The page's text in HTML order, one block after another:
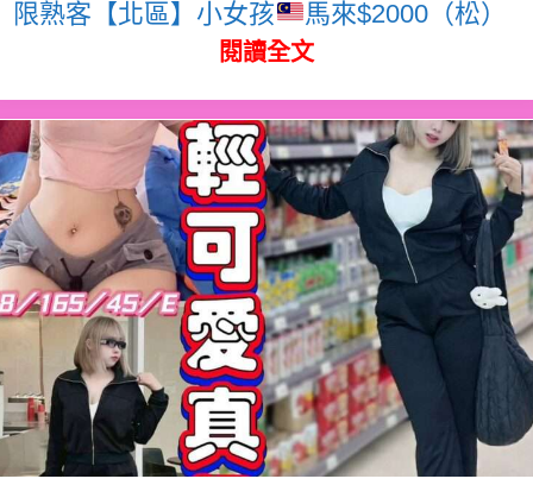
限熟客【北區】小女孩 馬來$2000（松）
閱讀全文